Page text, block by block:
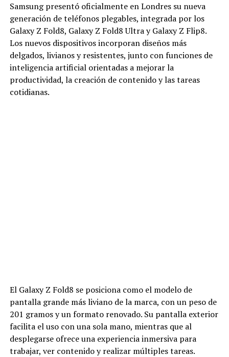
Samsung presentó oficialmente en Londres su nueva
generación de teléfonos plegables, integrada por los
Galaxy Z Fold8, Galaxy Z Fold8 Ultra y Galaxy Z Flip8.
Los nuevos dispositivos incorporan diseños más
delgados, livianos y resistentes, junto con funciones de
inteligencia artificial orientadas a mejorar la
productividad, la creación de contenido y las tareas
cotidianas.
El Galaxy Z Fold8 se posiciona como el modelo de
pantalla grande más liviano de la marca, con un peso de
201 gramos y un formato renovado. Su pantalla exterior
facilita el uso con una sola mano, mientras que al
desplegarse ofrece una experiencia inmersiva para
trabajar, ver contenido y realizar múltiples tareas.